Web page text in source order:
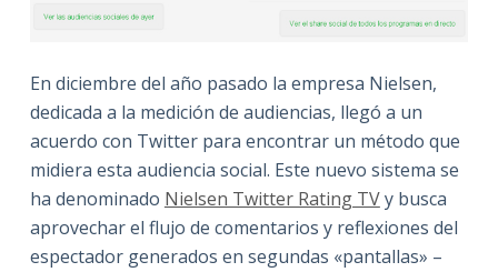
En diciembre del año pasado la empresa Nielsen,
dedicada a la medición de audiencias, llegó a un
acuerdo con Twitter para encontrar un método que
midiera esta audiencia social. Este nuevo sistema se
ha denominado Nielsen Twitter Rating TVy busca
aprovechar el flujo de comentarios y reflexiones del
espectador generados en segundas «pantallas» –